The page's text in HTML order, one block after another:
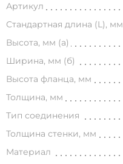
Артикул
Стандартная длина (L), мм
Высота, мм (а)
Ширина, мм (б)
Высота фланца, мм
Толщина, мм
Тип соединения
Толщина стенки, мм
Материал